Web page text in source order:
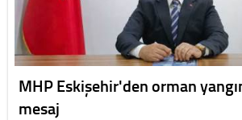
MHP Eskişehir'den orman
mesaj